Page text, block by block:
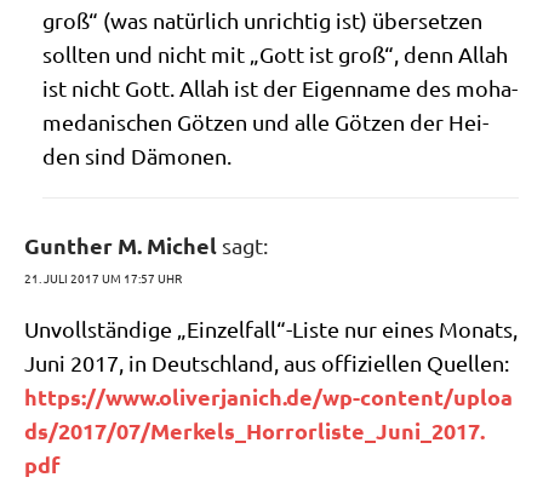
groß“ (was natür­lich unrich­tig ist) über­set­zen
soll­ten und nicht mit „Gott ist groß“, denn Allah
ist nicht Gott. Allah ist der Eigen­na­me des moha­
me­da­ni­schen Göt­zen und alle Göt­zen der Hei­
den sind Dämonen.
Gunther M. Michel sagt:
21. JULI 2017 UM 17:57 UHR
Unvoll­stän­di­ge „Einzelfall“-Liste nur eines Monats,
Juni 2017, in Deutsch­land, aus offi­zi­el­len Quel­len:
https://​www​.oli​ver​ja​nich​.de/​w​p​-​c​o​n​t​e​n​t​/​u​p​l​o​a​
d​s​/​2​0​1​7​/​0​7​/​M​e​r​k​e​l​s​_​H​o​r​r​o​r​l​i​s​t​e​_​J​u​n​i​_​2​0​1​7​.​
pdf